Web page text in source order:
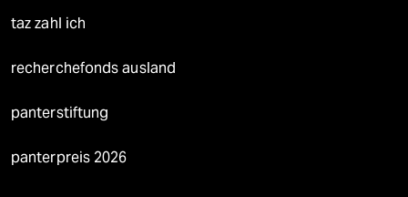
taz zahl ich
recherchefonds ausland
panterstiftung
panterpreis 2026